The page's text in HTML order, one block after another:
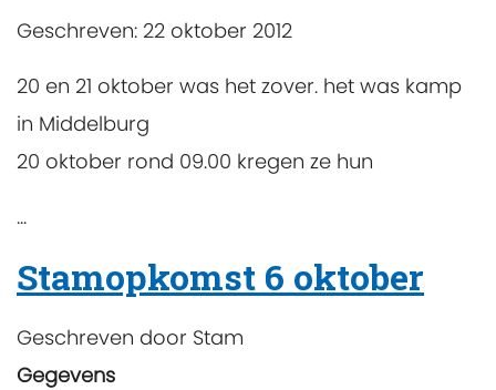
Geschreven: 22 oktober 2012
20 en 21 oktober was het zover. het was kamp
in Middelburg
20 oktober rond 09.00 kregen ze hun
...
Stamopkomst 6 oktober
Geschreven door Stam
Gegevens